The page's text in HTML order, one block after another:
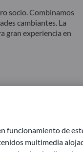
socio. Combinamos
cambiantes. La
gran experiencia en
funcionamiento de
multimedia